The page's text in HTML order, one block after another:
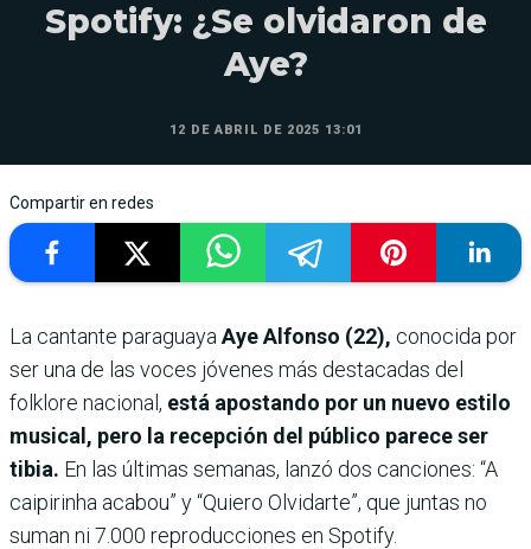
Spotify: ¿Se olvidaron de
Aye?
12 DE ABRIL DE 2025 13:01
Compartir en redes
La cantante paraguaya Aye Alfonso (22), conocida por
ser una de las voces jóvenes más destacadas del
folklore nacional, está apostando por un nuevo estilo
musical, pero la recepción del público parece ser
tibia. En las últimas semanas, lanzó dos canciones: “A
caipirinha acabou” y “Quiero Olvidarte”, que juntas no
suman ni 7.000 reproducciones en Spotify.